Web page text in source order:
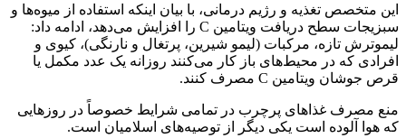
این متخصص تغذیه و رژیم درمانی، با بیان اینکه استفاده از میوه‌ها و
سبزیجات سطح دریافت ویتامین C را افزایش می‌دهد، ادامه داد:
لیموترش تازه، مرکبات (لیمو شیرین، پرتغال و نارنگی)، کیوی و
افرادی که در محیط‌های باز کار می‌کنند روزانه یک عدد مکمل یا
قرص جوشان ویتامین C مصرف کنند.
منع مصرف غذاهای پرچرب در تمامی شرایط خصوصاً در روزهایی
که هوا آلوده است یکی دیگر از توصیه‌های اسلامیان است.